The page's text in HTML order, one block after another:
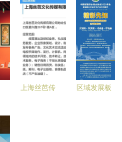
安 曾小敏
粤剧艺术系
列活动在西
安的文化交
响
中的艺术赞
歌
上海丝芭传
区域发展板